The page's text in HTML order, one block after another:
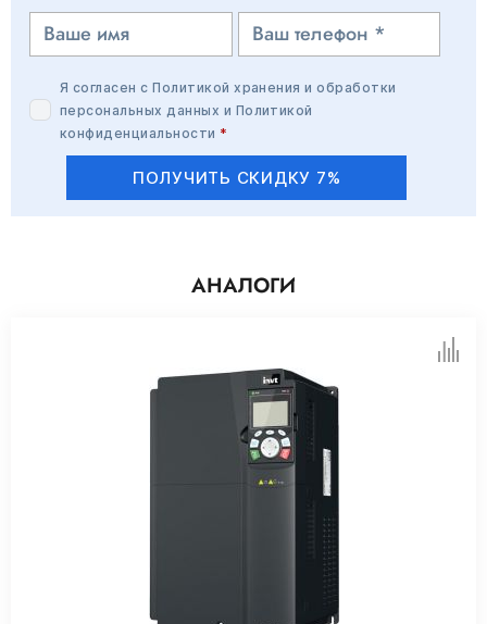
Я согласен сПолитикой хранения и обработки
персональных данных и Политикой
конфиденциальности *
ПОЛУЧИТЬ СКИДКУ 7%
АНАЛОГИ